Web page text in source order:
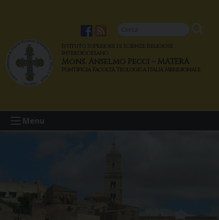
t
n
Istituto Superiore di Scienze Religiose
Interdiocesano
Mons. Anselmo Pecci – MATERA
Menu